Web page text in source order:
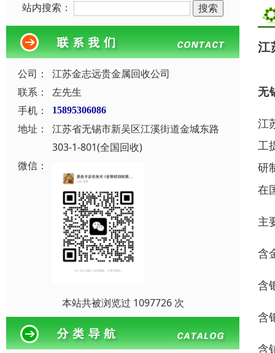
站内搜索：
公司：
江苏金志远贵金属回收公司
联系：
左先生
手机：
15895306086
地址：
江苏省无锡市新吴区江溪街道金城东路
303-1-801(全国回收)
微信：
本站共被浏览过 1097726 次
江
无
江
工
研
在
主
含
含
含
含